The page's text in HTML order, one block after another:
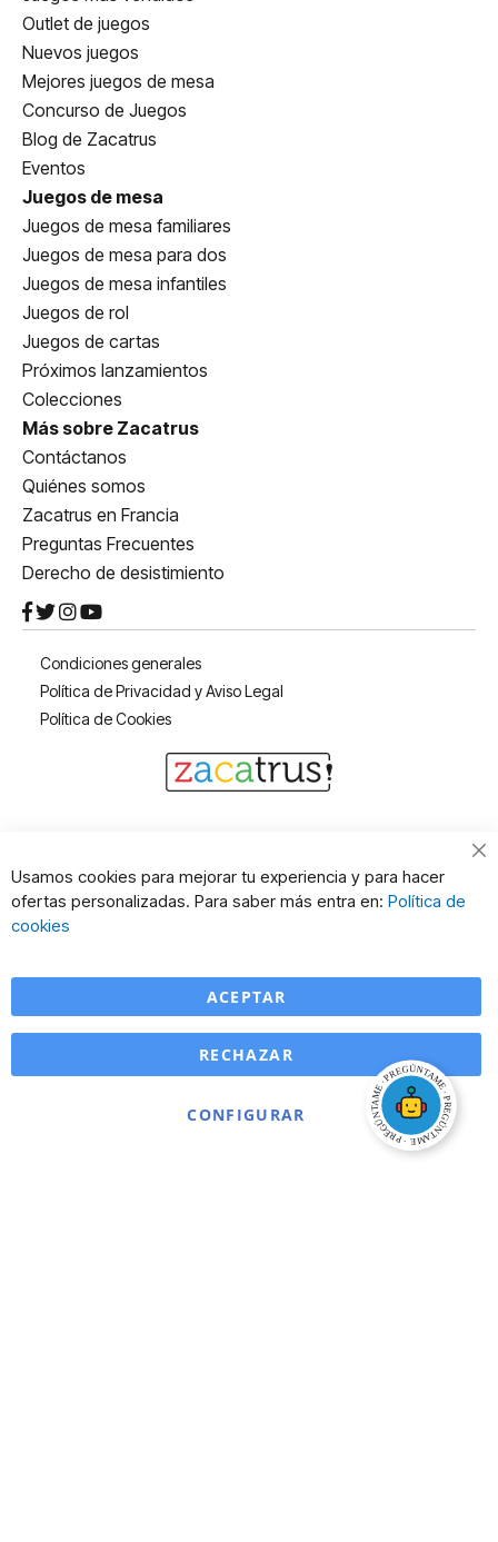
Outlet de juegos
Nuevos juegos
Mejores juegos de mesa
Concurso de Juegos
Blog de Zacatrus
Eventos
Juegos de mesa
Juegos de mesa familiares
Juegos de mesa para dos
Juegos de mesa infantiles
Juegos de rol
Juegos de cartas
Próximos lanzamientos
Colecciones
Más sobre Zacatrus
Contáctanos
Quiénes somos
Zacatrus en Francia
Preguntas Frecuentes
Derecho de desistimiento
Condiciones generales
Política de Privacidad y Aviso Legal
Política de Cookies
Usamos cookies para mejorar tu experiencia y para hacer
ofertas personalizadas. Para saber más entra en: Política de
cookies
ACEPTAR
CONFIGURAR
RECHAZAR